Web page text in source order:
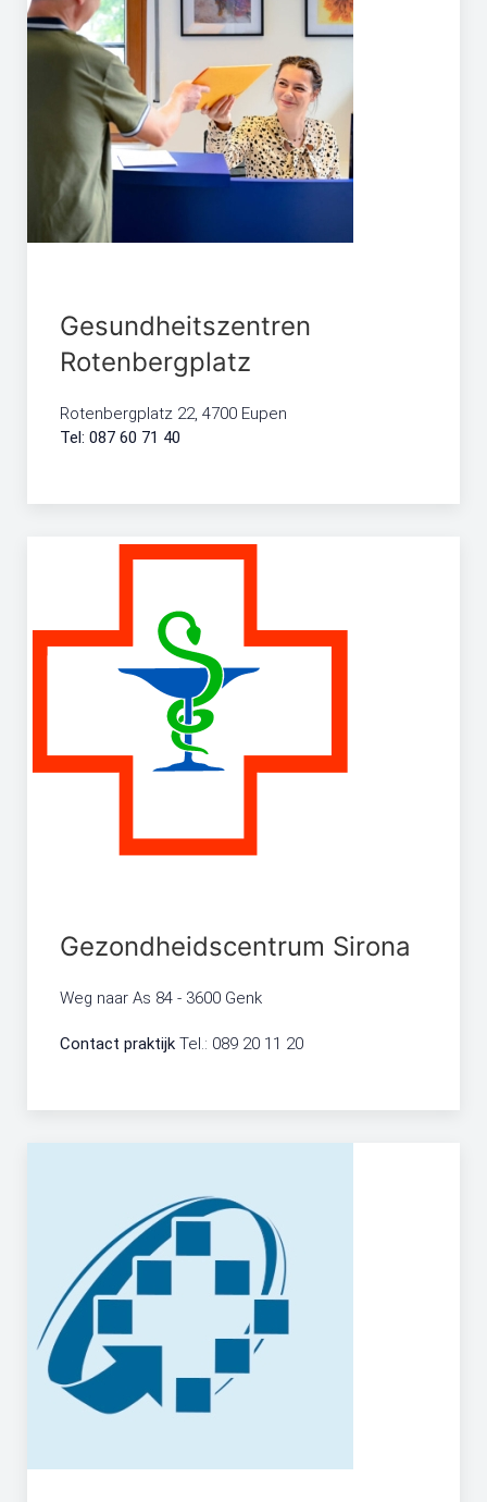
Gesundheitszentren
Rotenbergplatz
Rotenbergplatz 22, 4700 Eupen
Tel: 087 60 71 40
Gezondheidscentrum Sirona
Weg naar As 84 - 3600 Genk
Contact praktijk Tel.: 089 20 11 20